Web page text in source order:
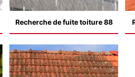
Recherche de fuite toiture 88